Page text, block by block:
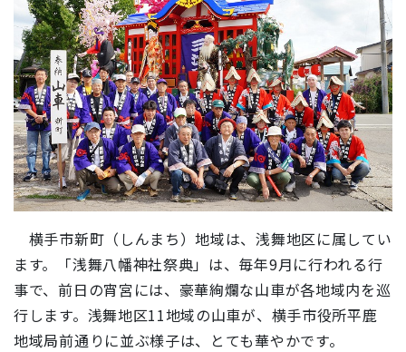
横手市新町（しんまち）地域は、浅舞地区に属してい
ます。「浅舞八幡神社祭典」は、毎年9月に行われる行
事で、前日の宵宮には、豪華絢爛な山車が各地域内を巡
行します。浅舞地区11地域の山車が、横手市役所平鹿
地域局前通りに並ぶ様子は、とても華やかです。